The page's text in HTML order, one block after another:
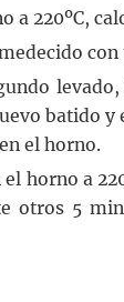
a 220ºC,
batido y
el horno.
horno a
otros 5